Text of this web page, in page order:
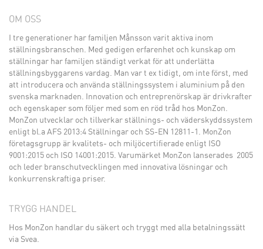
OM OSS
I tre generationer har familjen Månsson varit aktiva inom
ställningsbranschen. Med gedigen erfarenhet och kunskap om
ställningar har familjen ständigt verkat för att underlätta
ställningsbyggarens vardag. Man var t ex tidigt, om inte först, med
att introducera och använda ställningssystem i aluminium på den
svenska marknaden. Innovation och entreprenörskap är drivkrafter
och egenskaper som följer med som en röd tråd hos MonZon.
MonZon utvecklar och tillverkar ställnings- och väderskyddssystem
enligt bl.a AFS 2013:4 Ställningar och SS-EN 12811-1. MonZon
företagsgrupp är kvalitets- och miljöcertifierade enligt ISO
9001:2015 och ISO 14001:2015. Varumärket MonZon lanserades 2005
och leder branschutvecklingen med innovativa lösningar och
konkurrenskraftiga priser.
TRYGG HANDEL
Hos MonZon handlar du säkert och tryggt med alla betalningssätt
via Svea.